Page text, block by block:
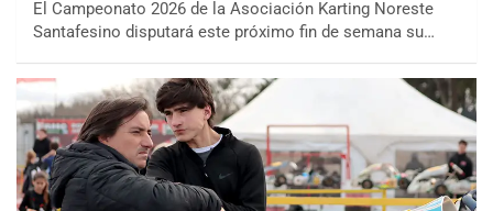
El Campeonato 2026 de la Asociación Karting Noreste
Santafesino disputará este próximo fin de semana su…